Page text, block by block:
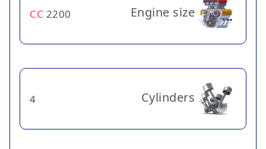
Engine size
2200
CC
Cylinders
4